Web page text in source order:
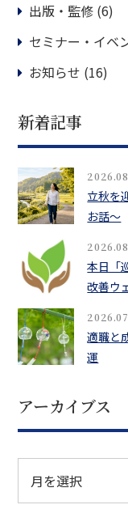
出版・監修 (6)
セミナー・イベ
お知らせ (16)
新着記事
立秋を
お話〜
本日「
改善ウ
適職と
運
アーカイブス